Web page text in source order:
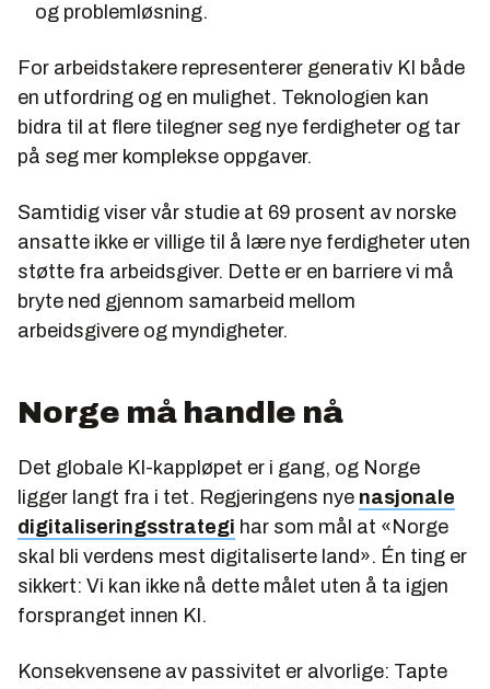
og problemløsning.
For arbeidstakere representerer generativ KI både
en utfordring og en mulighet. Teknologien kan
bidra til at flere tilegner seg nye ferdigheter og tar
på seg mer komplekse oppgaver.
Samtidig viser vår studie at 69 prosent av norske
ansatte ikke er villige til å lære nye ferdigheter uten
støtte fra arbeidsgiver. Dette er en barriere vi må
bryte ned gjennom samarbeid mellom
arbeidsgivere og myndigheter.
Norge må handle nå
Det globale KI-kappløpet er i gang, og Norge
ligger langt fra i tet. Regjeringens nye nasjonale
digitaliseringsstrategi har som mål at «Norge
skal bli verdens mest digitaliserte land». Én ting er
sikkert: Vi kan ikke nå dette målet uten å ta igjen
forspranget innen KI.
Konsekvensene av passivitet er alvorlige: Tapte